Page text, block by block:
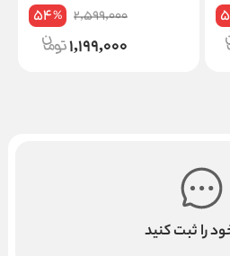
2,599,000
54%
1,199,000
را ثبت کنید